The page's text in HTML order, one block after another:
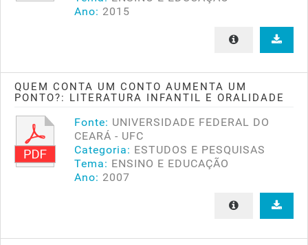
Ano: 2015
QUEM CONTA UM CONTO AUMENTA UM
PONTO?: LITERATURA INFANTIL E ORALIDADE
Fonte: UNIVERSIDADE FEDERAL DO
CEARÁ - UFC
Categoria: ESTUDOS E PESQUISAS
Tema: ENSINO E EDUCAÇÃO
Ano: 2007